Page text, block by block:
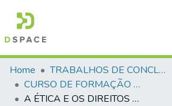
Communities & Collections
All of DSpace
Home
TRABALHOS DE CONCLUSÃO DE CURSO - CFP (CURSO DE FORMAÇÃO DE PRAÇAS)
CURSO DE FORMAÇÃO DE PRAÇAS - CFP - 2023
A ÉTICA E OS DIREITOS HUMANOS COMO BASE PARA FORMAÇÃO DO POLICIAL MILITAR EM GOIÁS: ANÁLISE DA PERCEPÇÃO DOS DOCENTES DOS CURSOS DE FORMAÇÃO